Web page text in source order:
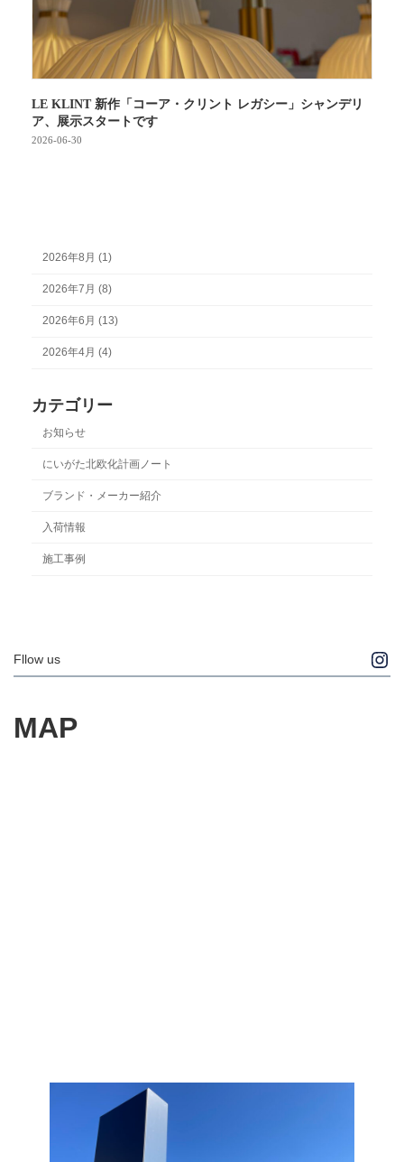
LE KLINT 新作「コーア・クリント レガシー」シャンデリ
ア、展示スタートです
2026-06-30
2026年8月 (1)
2026年7月 (8)
2026年6月 (13)
2026年4月 (4)
カテゴリー
お知らせ
にいがた北欧化計画ノート
ブランド・メーカー紹介
入荷情報
施工事例
Fllow us
MAP